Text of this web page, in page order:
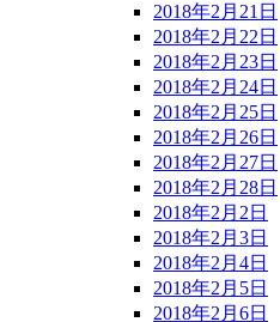
2018年2月21日
2018年2月22日
2018年2月23日
2018年2月24日
2018年2月25日
2018年2月26日
2018年2月27日
2018年2月28日
2018年2月2日
2018年2月3日
2018年2月4日
2018年2月5日
2018年2月6日